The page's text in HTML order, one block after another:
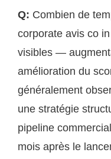
Q: Combien de
corporate avis co
visibles —
amélioration du
généralement
une stratégie
pipeline
mois après le